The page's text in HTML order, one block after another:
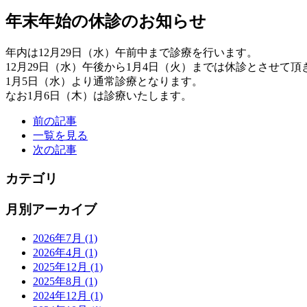
年末年始の休診のお知らせ
年内は12月29日（水）午前中まで診療を行います。
12月29日（水）午後から1月4日（火）までは休診とさせて頂
1月5日（水）より通常診療となります。
なお1月6日（木）は診療いたします。
前の記事
一覧を見る
次の記事
カテゴリ
月別アーカイブ
2026年7月 (1)
2026年4月 (1)
2025年12月 (1)
2025年8月 (1)
2024年12月 (1)